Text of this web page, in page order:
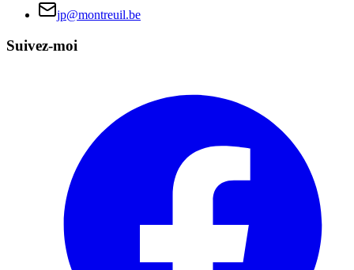
jp@montreuil.be
Suivez-moi